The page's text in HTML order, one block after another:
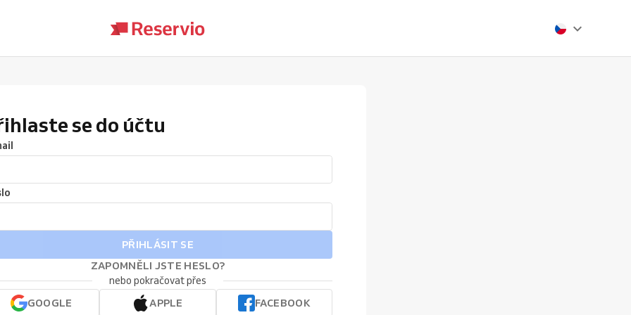
se do účtu
PŘIHLÁSIT SE
ZAPOMNĚLI JSTE HESLO?
nebo pokračovat přes
GOOGLE
APPLE FACEBOOK